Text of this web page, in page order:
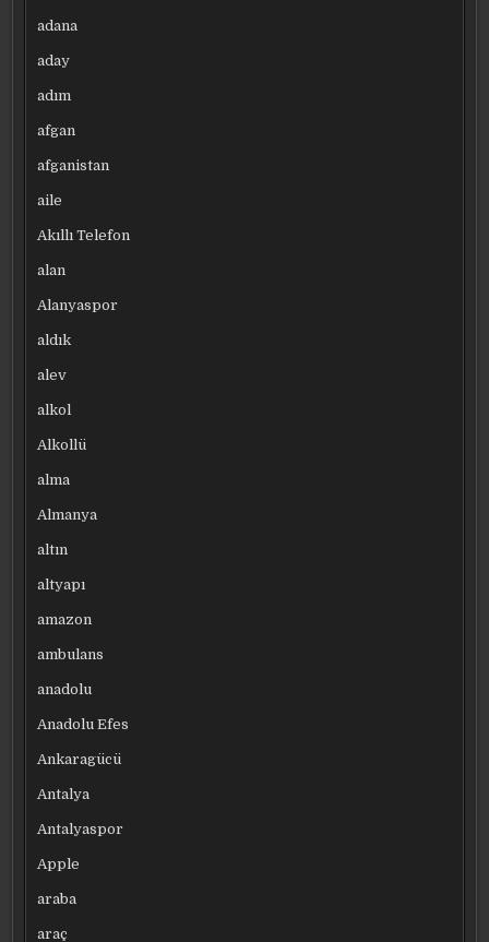
adana
aday
adım
afgan
afganistan
aile
Akıllı Telefon
alan
Alanyaspor
aldık
alev
alkol
Alkollü
alma
Almanya
altın
altyapı
amazon
ambulans
anadolu
Anadolu Efes
Ankaragücü
Antalya
Antalyaspor
Apple
araba
araç